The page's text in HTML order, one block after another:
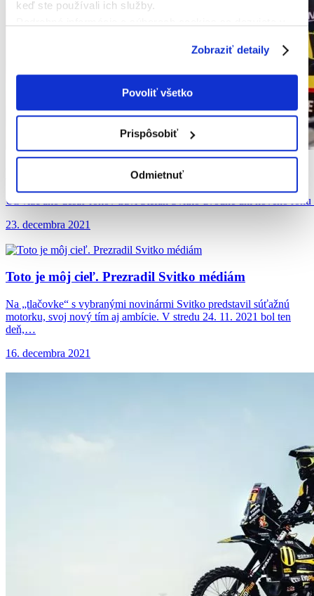
keď ste používali ich služby.
Zobraziť detaily
Povoliť všetko
Prispôsobiť
Odmietnuť
Už viac ako desať rokov trávi Štefan Svitko úvodné dni nového
23. decembra 2021
Toto je môj cieľ. Prezradil Svitko médiám
Na „tlačovke“ s vybranými novinármi Svitko predstavil súťažnú
motorku, svoj nový tím aj ambície. V stredu 24. 11. 2021 bol ten
deň,…
16. decembra 2021